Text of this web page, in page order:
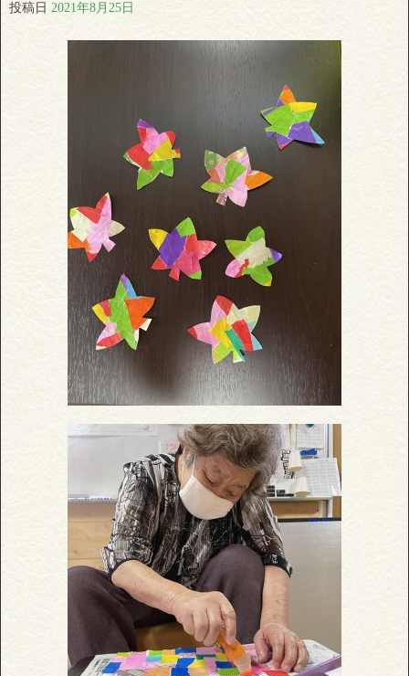
投稿日 2021年8月25日